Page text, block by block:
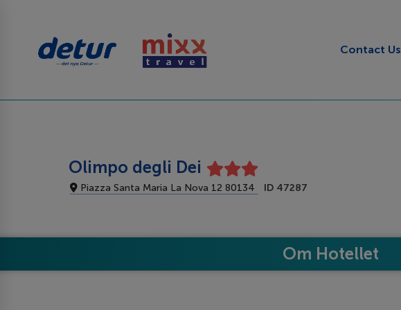
Contact Us
Olimpo degli Dei
Piazza Santa Maria La Nova 12 80134 ID 47287
Om Hotellet